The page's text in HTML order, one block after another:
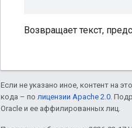
Возвращает текст,
Если не указано иное, контент на
кода – по лицензии Apache 2.0 .
Oracle и ее аффилированных лиц.